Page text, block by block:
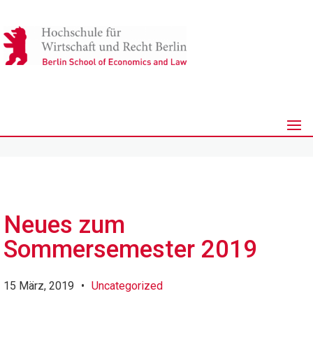
Neues zum
Sommersemester 2019
15 März, 2019 • Uncategorized